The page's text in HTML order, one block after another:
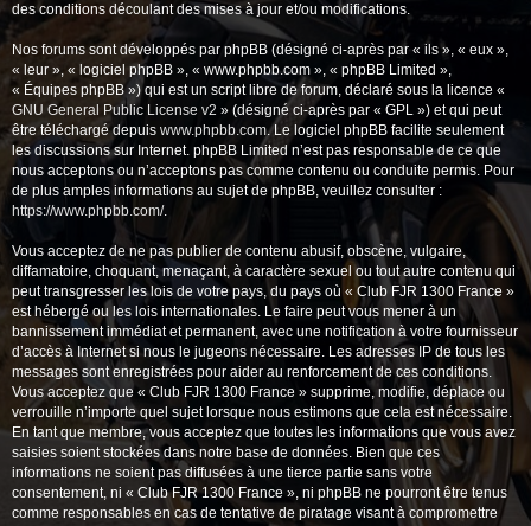
des conditions découlant des mises à jour et/ou modifications.
Nos forums sont développés par phpBB (désigné ci-après par « ils », « eux »,
« leur », « logiciel phpBB », « www.phpbb.com », « phpBB Limited »,
« Équipes phpBB ») qui est un script libre de forum, déclaré sous la licence «
GNU General Public License v2 » (désigné ci-après par « GPL ») et qui peut
être téléchargé depuis www.phpbb.com. Le logiciel phpBB facilite seulement
les discussions sur Internet. phpBB Limited n’est pas responsable de ce que
nous acceptons ou n’acceptons pas comme contenu ou conduite permis. Pour
de plus amples informations au sujet de phpBB, veuillez consulter :
https://www.phpbb.com/.
Vous acceptez de ne pas publier de contenu abusif, obscène, vulgaire,
diffamatoire, choquant, menaçant, à caractère sexuel ou tout autre contenu qui
peut transgresser les lois de votre pays, du pays où « Club FJR 1300 France »
est hébergé ou les lois internationales. Le faire peut vous mener à un
bannissement immédiat et permanent, avec une notification à votre fournisseur
d’accès à Internet si nous le jugeons nécessaire. Les adresses IP de tous les
messages sont enregistrées pour aider au renforcement de ces conditions.
Vous acceptez que « Club FJR 1300 France » supprime, modifie, déplace ou
verrouille n’importe quel sujet lorsque nous estimons que cela est nécessaire.
En tant que membre, vous acceptez que toutes les informations que vous avez
saisies soient stockées dans notre base de données. Bien que ces
informations ne soient pas diffusées à une tierce partie sans votre
consentement, ni « Club FJR 1300 France », ni phpBB ne pourront être tenus
comme responsables en cas de tentative de piratage visant à compromettre